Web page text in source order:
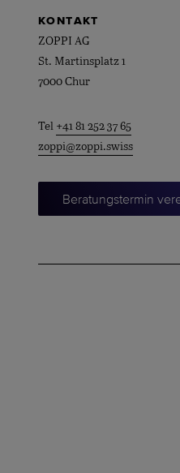
KONTAKT
ZOPPI AG
St. Martinsplatz 1
7000 Chur
Tel +41 81 252 37 65
zoppi@zoppi.swiss
Beratungstermin